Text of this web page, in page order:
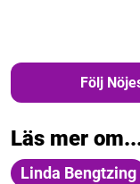
Följ
Läs mer
Linda Bengtzing